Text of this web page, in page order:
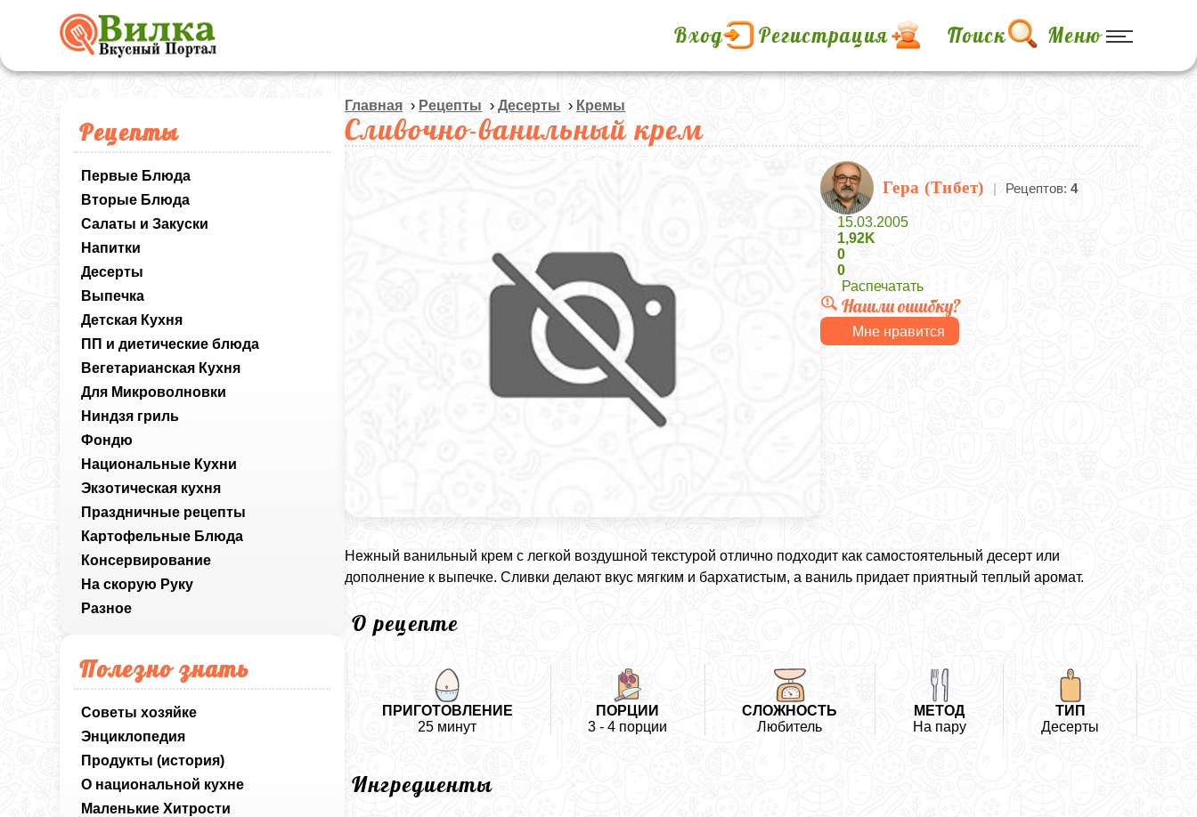
Вход Регистрация Поиск Меню
Рецепты
Первые Блюда
Вторые Блюда
Салаты и Закуски
Напитки
Десерты
Выпечка
Детская Кухня
ПП и диетические блюда
Вегетарианская Кухня
Для Микроволновки
Ниндзя гриль
Фондю
Национальные Кухни
Экзотическая кухня
Праздничные рецепты
Картофельные Блюда
Консервирование
На скорую Руку
Разное
Полезно знать
Советы хозяйке
Энциклопедия
Продукты (история)
О национальной кухне
Маленькие Хитрости
Главная › Рецепты ›Десерты › Кремы
Сливочно-ванильный крем
Гера (Тибет) | Рецептов: 4
15.03.2005
1,92K
0
0
Распечатать
Нашли ошибку?
Мне нравится
Нежный ванильный крем с легкой воздушной текстурой отлично подходит как самостоятельный десерт или
дополнение к выпечке. Сливки делают вкус мягким и бархатистым, а ваниль придает приятный теплый аромат.
О рецепте
ПРИГОТОВЛЕНИЕ
25 минут
ПОРЦИИ
3 - 4 порции
СЛОЖНОСТЬ
Любитель
МЕТОД
На пару
ТИП
Десерты
Ингредиенты